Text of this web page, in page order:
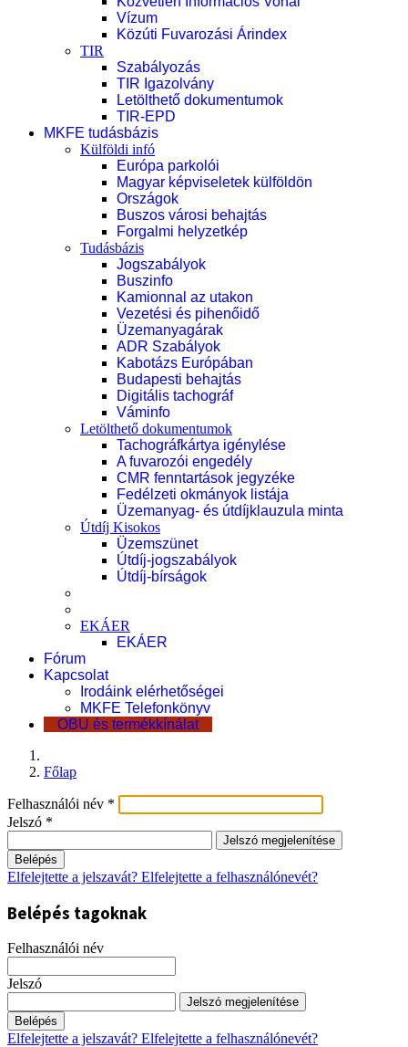
Vízum
Közúti Fuvarozási Árindex
TIR
Szabályozás
TIR Igazolvány
Letölthető dokumentumok
TIR-EPD
MKFE tudásbázis
Külföldi infó
Európa parkolói
Magyar képviseletek külföldön
Országok
Buszos városi behajtás
Forgalmi helyzetkép
Tudásbázis
Jogszabályok
Buszinfo
Kamionnal az utakon
Vezetési és pihenőidő
Üzemanyagárak
ADR Szabályok
Kabotázs Európában
Budapesti behajtás
Digitális tachográf
Váminfo
Letölthető dokumentumok
Tachográfkártya igénylése
A fuvarozói engedély
CMR fenntartások jegyzéke
Fedélzeti okmányok listája
Üzemanyag- és útdíjklauzula minta
Útdíj Kisokos
Üzemszünet
Útdíj-jogszabályok
Útdíj-bírságok
EKÁER
EKÁER
Fórum
Kapcsolat
Irodáink elérhetőségei
MKFE Telefonkönyv
OBU és termékkínálat
Főlap
Felhasználói név *
Jelszó *
Jelszó megjelenítése
Belépés
Elfelejtette a jelszavát? Elfelejtette a felhasználónevét?
Belépés tagoknak
Felhasználói név
Jelszó
Jelszó megjelenítése
Belépés
Elfelejtette a jelszavát? Elfelejtette a felhasználónevét?